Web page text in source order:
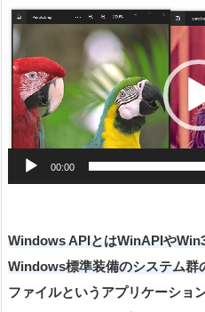
動
画
プ
レ
ー
ヤ
00:00
Windows APIとはWinAPIや
Windows標準装備のシステム群
ファイルというアプリケーショ